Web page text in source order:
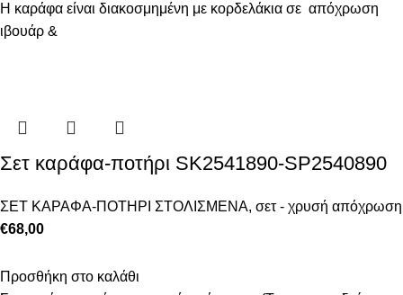
Η καράφα είναι διακοσμημένη με κορδελάκια σε απόχρωση
ιβουάρ &
Σετ καράφα-ποτήρι SK2541890-SP2540890
ΣΕΤ ΚΑΡΑΦΑ-ΠΟΤΗΡΙ ΣΤΟΛΙΣΜΕΝΑ, σετ - χρυσή απόχρωση
€68,00
Προσθήκη στο καλάθι